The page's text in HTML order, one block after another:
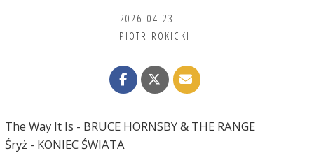
2026-04-23
PIOTR ROKICKI
The Way It Is - BRUCE HORNSBY & THE RANGE
Śryż - KONIEC ŚWIATA